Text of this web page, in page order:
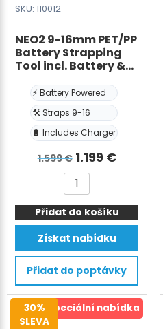
SKU: 110012
NEO2 9-16mm PET/PP
Battery Strapping
Tool incl. Battery &
⚡ Battery Powered
🛠️ Straps 9-16
🔋 Includes Charger
1.599€ Původní
cena
byla:
1.599 €.
1.199 €Aktuální
1.199 €.
NEO2
9-
16mm
PET/PP
Battery
Strapping
Tool
incl.
Battery
Přidat do košíku
Získat nabídku
Přidat do poptávky
Speciální nabídka
30%
SLEVA